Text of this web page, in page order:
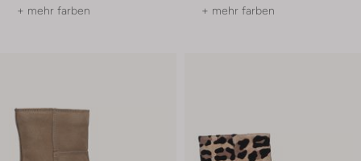
+ mehr farben + mehr farben